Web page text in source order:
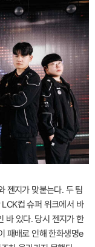
젠지가 맞붙는다. 두 팀
컵 슈퍼 위크에서 바
바 있다. 당시 젠지가 한
패배로 인해 한화생명e